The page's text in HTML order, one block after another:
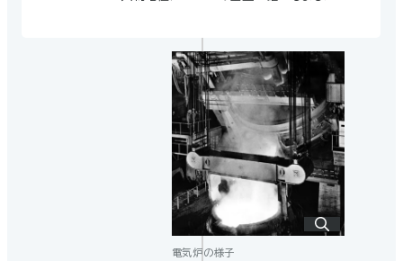
電気炉の様子
アルミニウム製錬用カソードブロッ
クに関する特許出願
「SK-B」が商品名称に